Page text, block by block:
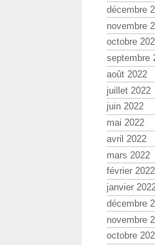
décembre
novembre
octobre
septembre
août 2022
juillet 2022
juin 2022
mai 2022
avril 2022
mars 2022
février 2022
janvier
décembre
novembre
octobre